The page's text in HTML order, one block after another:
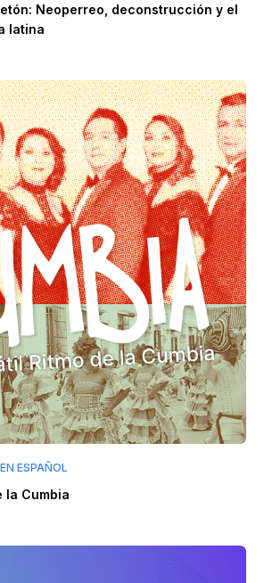
Neoperreo, deconstrucción y el
latina
ESPAÑOL
la Cumbia